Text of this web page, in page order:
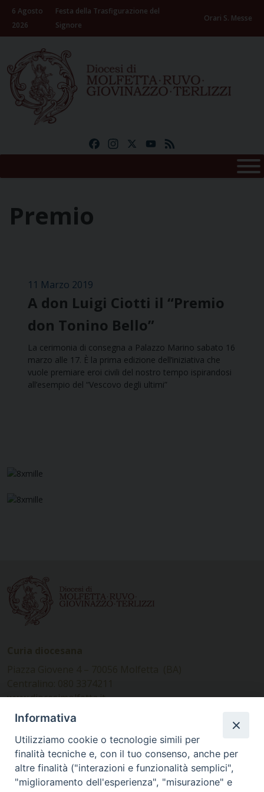
Skip
content
6 Agosto
2026
Festa della Trasfigurazione del
Signore
Orari S. Messe
FacebookInstagramYouTube
Premio
11 Marzo 2019
A don Luigi Ciotti il “Premio
don Tonino Bello”
La cerimonia di consegna a Palazzo Marino sabato 16
marzo alle 17. È la prima edizione dell’iniziativa che
vuole premiare eroi civili del nostro tempo ispirandosi
all’esempio del “Vescovo degli ultimi”
www.diocesimolfetta.it –
diocesimolfetta@pec.chiesacattolica.it
Ufficio Comunicazioni sociali
Piazza Giovene 4 – 70056 Molfetta (BA)
comunicazionisociali@diocesimolfetta.it
Informativa
Utilizziamo cookie o tecnologie simili per
finalità tecniche e, con il tuo consenso, anche per
altre finalità ("interazioni e funzionalità semplici",
"miglioramento dell'esperienza", "misurazione" e